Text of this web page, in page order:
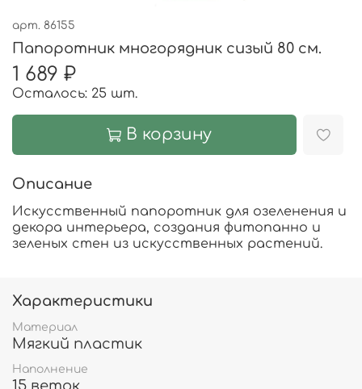
арт. 86155
Папоротник многорядник сизый 80 см.
1 689 ₽
Осталось: 25 шт.
В корзину
Описание
Искусственный папоротник для озеленения и
декора интерьера, создания фитопанно и
зеленых стен из искусственных растений.
Характеристики
Материал
Мягкий пластик
Наполнение
15 веток